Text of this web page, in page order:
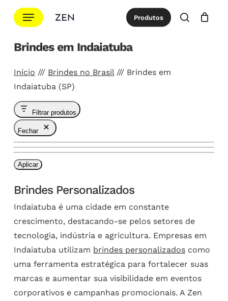
para
conteúdo
Menu Produtos
procurar
Cotação Close
Brindes em Indaiatuba
Início /// Brindes no Brasil/// Brindes em
Indaiatuba (SP)
Filtrar produtos
Fechar
Aplicar
Brindes Personalizados
Indaiatuba é uma cidade em constante
crescimento, destacando-se pelos setores de
tecnologia, indústria e agricultura. Empresas em
Indaiatuba utilizam brindes personalizados como
uma ferramenta estratégica para fortalecer suas
marcas e aumentar sua visibilidade em eventos
corporativos e campanhas promocionais. A Zen